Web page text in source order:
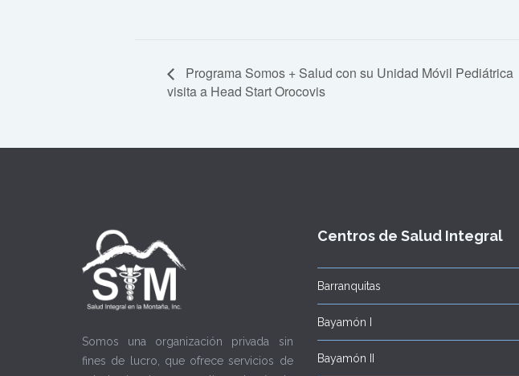
Programa Somos + Salud con su Unidad Móvil Pediátrica
visita a Head Start Orocovis
Somos una organización privada sin
fines de lucro, que ofrece servicios de
Centros de Salud Integral
Barranquitas
Bayamón I
Bayamón II